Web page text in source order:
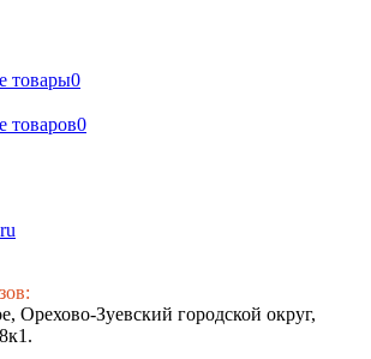
товары0
товаров0
Орехово-Зуевский городской округ,